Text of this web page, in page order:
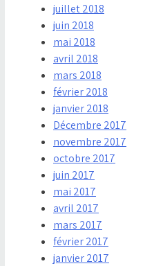
juillet 2018
juin 2018
mai 2018
avril 2018
mars 2018
février 2018
janvier 2018
Décembre 2017
novembre 2017
octobre 2017
juin 2017
mai 2017
avril 2017
mars 2017
février 2017
janvier 2017